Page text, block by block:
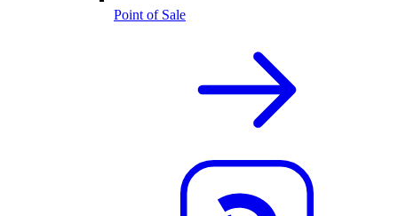
Point of Sale